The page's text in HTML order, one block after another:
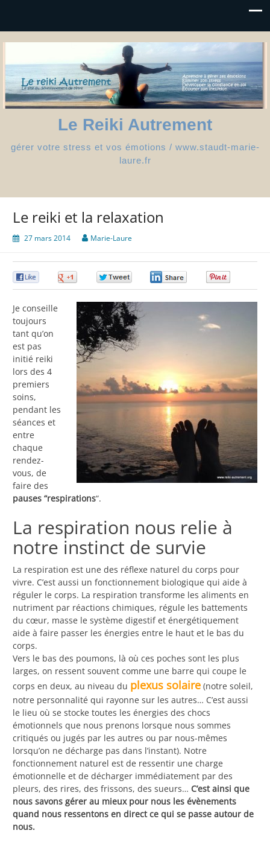
Le Reiki Autrement
gérer votre stress et vos émotions / www.staudt-marie-
laure.fr
Le reiki et la relaxation
27 mars 2014 Marie-Laure
Je conseille
toujours
tant qu’on
est pas
initié reiki
lors des 4
premiers
soins,
pendant les
séances et
entre
chaque
rendez-
vous, de
faire des
pauses “respirations“.
La respiration nous relie à
notre instinct de survie
La respiration est une des réflexe naturel du corps pour
vivre. C’est aussi un fonctionnement biologique qui aide à
réguler le corps. La respiration transforme les aliments en
nutriment par réactions chimiques, régule les battements
du cœur, masse le système digestif et énergétiquement
aide à faire passer les énergies entre le haut et le bas du
corps.
Vers le bas des poumons, là où ces poches sont les plus
larges, on ressent souvent comme une barre qui coupe le
corps en deux, au niveau du plexus solaire (notre soleil,
notre personnalité qui rayonne sur les autres… C’est aussi
le lieu où se stocke toutes les énergies des chocs
émotionnels que nous prenons lorsque nous sommes
critiqués ou jugés par les autres ou par nous-mêmes
lorsqu’on ne décharge pas dans l’instant). Notre
fonctionnement naturel est de ressentir une charge
émotionnelle et de décharger immédiatement par des
pleurs, des rires, des frissons, des sueurs… C’est ainsi que
nous savons gérer au mieux pour nous les évènements
quand nous ressentons en direct ce qui se passe autour de
nous.